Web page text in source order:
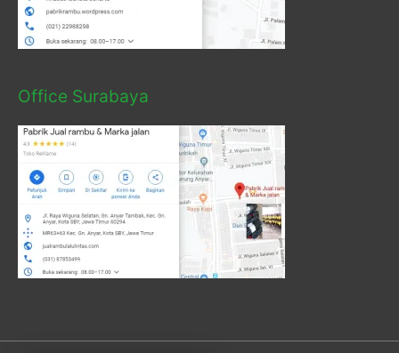
Office Surabaya